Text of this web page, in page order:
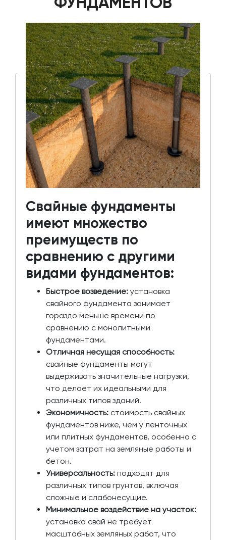
Свайные фундаменты
имеют множество
преимуществ по
сравнению с другими
видами фундаментов:
Быстрое возведение: установка
свайного фундамента занимает
гораздо меньше времени по
сравнению с монолитными
фундаментами.
Отличная несущая способность:
свайные фундаменты могут
выдерживать значительные нагрузки,
что делает их идеальными для
различных типов зданий.
Экономичность: стоимость свайных
фундаментов ниже, чем у ленточных
или плитных фундаментов, особенно с
учетом затрат на земляные работы и
бетон.
Универсальность: подходят для
различных типов грунтов, включая
сложные и слабонесущие.
Минимальное воздействие на участок:
установка свай не требует
масштабных земляных работ, что